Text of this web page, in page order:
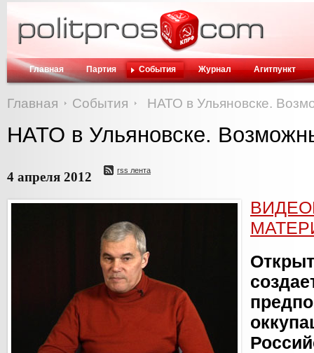
Главная Партия События Журнал Агитпункт
Главная События НАТО в Ульяновске.
НАТО в Ульяновске.
4 апреля 2012 rss лента